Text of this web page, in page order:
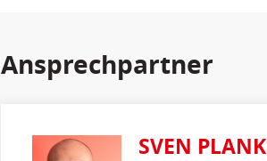
Ansprechpartner
SVEN PLANK